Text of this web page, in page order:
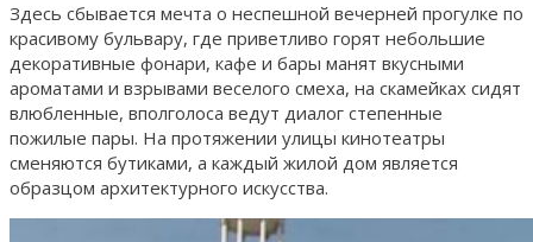
Здесь сбывается мечта о неспешной вечерней прогулке по
красивому бульвару, где приветливо горят небольшие
декоративные фонари, кафе и бары манят вкусными
ароматами и взрывами веселого смеха, на скамейках сидят
влюбленные, вполголоса ведут диалог степенные
пожилые пары. На протяжении улицы кинотеатры
сменяются бутиками, а каждый жилой дом является
образцом архитектурного искусства.